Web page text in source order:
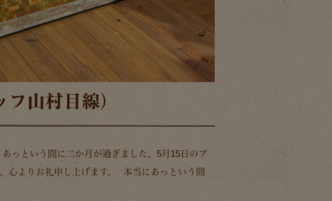
山村目線）
っという間に二か月が過ぎました。5月15日のプ
心よりお礼申し上げます。 本当にあっという間